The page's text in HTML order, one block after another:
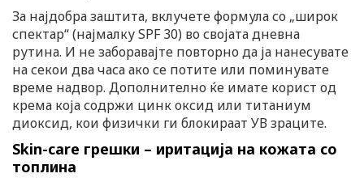
За најдобра заштита, вклучете формула со „широк
спектар“ (најмалку SPF 30) во својата дневна
рутина. И не заборавајте повторно да ја нанесувате
на секои два часа ако се потите или поминувате
време надвор. Дополнително ќе имате корист од
крема која содржи цинк оксид или титаниум
диоксид, кои физички ги блокираат УВ зраците.
Skin-care грешки – иритација на кожата со
топлина